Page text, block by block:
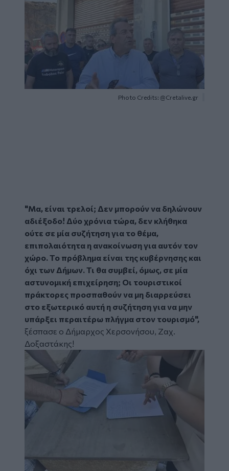
Photo Credits: @Cretalive.gr
"Μα, είναι τρελοί; Δεν μπορούν να δηλώνουν
αδιέξοδο! Δύο χρόνια τώρα, δεν κλήθηκα
ούτε σε μία συζήτηση για το θέμα,
επιπολαιότητα η ανακοίνωση για αυτόν τον
χώρο. Το πρόβλημα είναι της κυβέρνησης και
όχι των Δήμων. Τι θα συμβεί, όμως, σε μία
αστυνομική επιχείρηση; Οι τουριστικοί
πράκτορες προσπαθούν να μη διαρρεύσει
στο εξωτερικό αυτή η συζήτηση για να μην
υπάρξει περαιτέρω πλήγμα στον τουρισμό",
ξέσπασε ο Δήμαρχος Χερσονήσου, Ζαχ.
Δοξαστάκης!
Image